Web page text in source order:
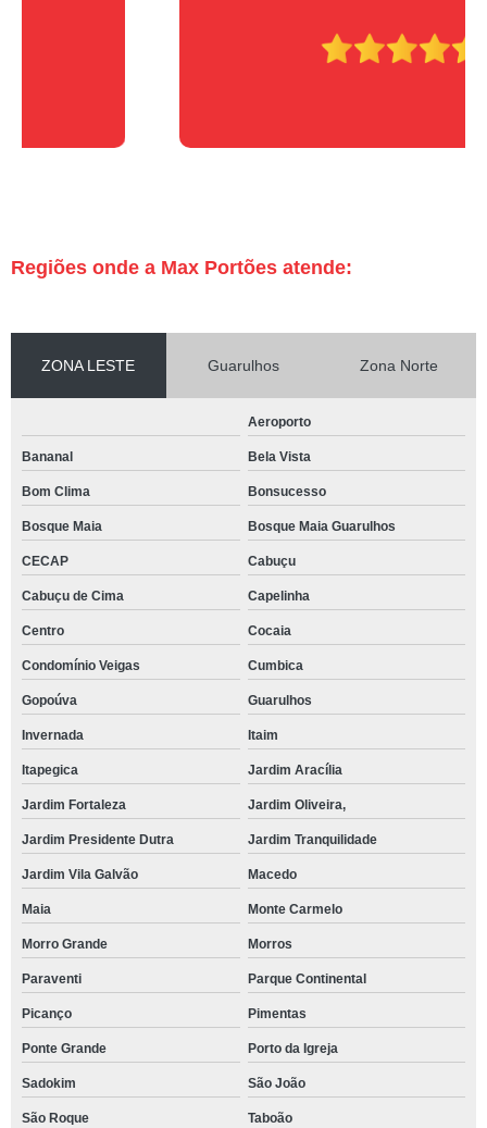
Regiões onde a Max Portões atende:
ZONA LESTE Guarulhos Zona Norte
Aeroporto
Bananal Bela Vista
Bom Clima Bonsucesso
Bosque Maia Bosque Maia Guarulhos
CECAP Cabuçu
Cabuçu de Cima Capelinha
Centro Cocaia
Condomínio Veigas Cumbica
Gopoúva Guarulhos
Invernada Itaim
Itapegica Jardim Aracília
Jardim Fortaleza Jardim Oliveira,
Jardim Presidente Dutra Jardim Tranquilidade
Jardim Vila Galvão Macedo
Maia Monte Carmelo
Morro Grande Morros
Paraventi Parque Continental
Picanço Pimentas
Ponte Grande Porto da Igreja
Sadokim São João
São Roque Taboão